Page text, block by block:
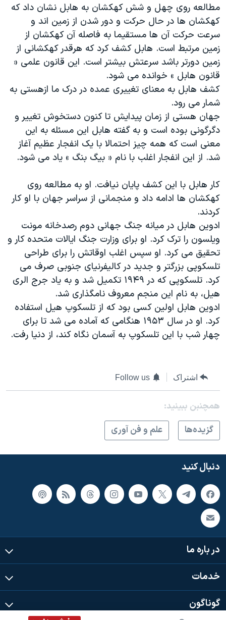
مطالعه روی چهل و شش کهکشان به هابل نشان داد که
کهکشان ها در حال حرکت و دور شدن از زمین اند و
سرعت حرکت آن ها مستقیما به فاصله آن کهکشان از
زمین مرتبط است. هابل کشف کرد که هرقدر کهکشانی از
زمین دورتر باشد سرعتش بیشتر است. این قانون علمی «
قانون هابل » خوانده می شود.
کشف هابل به معنای تغییری عمده در درک ما ازهستی به
شمار می رود.
جهان هستی از زمان پیدایش تا کنون دستخوش تغییر و
دگرگونی بوده است و به گفته هابل این مسئله به این
معنی است که همه چیز احتمالا با یک انفجار عظیم آغاز
شد. از این انفجار اغلب با نام « بیگ بنگ » یاد می شود.
کار هابل با این کشف پایان نیافت. او به مطالعه روی
کهکشان ها ادامه داد و منجمانی از سراسر جهان با او کار
کردند.
ادوین هابل در میانه جنگ جهانی دوم رصدخانه مونت
ویلسون را ترک کرد. او برای وزارت جنگ ایالات متحده کار و
تحقیق می کرد. او سپس اغلب اوقاتش را برای طراحی
تلسکوپی بزرگتر و جدید در کالیفرنیای جنوبی صرف می
کرد. تلسکوپی که در ۱٩۴٩ تکمیل شد و به یاد جرج الری
هیل، به نام این منجم معروف نامگذاری شد.
ادوین هابل اولین کسی بود که از تلسکوپ هیل استفاده
کرد. او در سال ۱٩۵۳ هنگامی که آماده می شد تا برای
چهار شب با این تلسکوپ به آسمان نگاه کند، از دنیا رفت.
اشتراک Follow us
همچنبن ببینید:
گزيده‌ها
علم و فن آوری
دنبال کنید
در باره ما
خدمات
گوناگون